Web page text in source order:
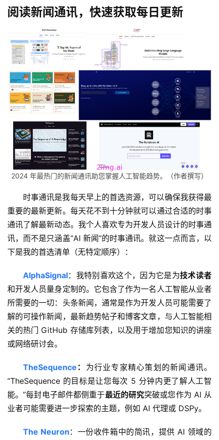
阅读新闻通讯，快速获取每日更新
2024 年最热门的新闻通讯助您掌握人工智能趋势。（作者撰写）
时事通讯是我每天早上的首选资源，可以确保我获得最
重要的最新更新。每天花不到十分钟就可以通过合适的时事
通讯了解最新动态。我个人喜欢专为开发人员设计的时事通
讯，而不是只涵盖“AI 新闻”的时事通讯。就这一点而言，以
下是我的首选清单（无特定顺序）：
AlphaSignal：我特别喜欢这个，因为它是为技术读者
和开发人员量身定制的。它包含了作为一名人工智能从业者
所需要的一切：头条新闻，通常是作为开发人员可能需要了
解的可操作新闻，最新趋势帖子和博客文章，与人工智能相
关的热门 GitHub 存储库列表，以及用于增加您知识的讲座
或网络研讨会。
TheSequence ： 为行业专家精心策划的新闻通讯。
“TheSequence 的目标是让您每次 5 分钟内更了解人工智
能。”每封电子邮件都侧重于最近的研究突破或您作为 AI 从
业者可能需要进一步探索的主题，例如 AI 代理或 DSPy。
The Neuron ：一份收件箱中的简讯，提供 AI 领域的